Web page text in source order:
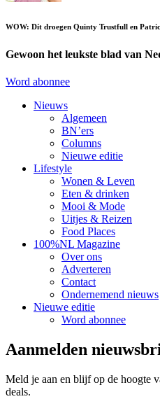
WOW: Dít droegen Quinty Trustfull en
Gewoon het leukste blad van
Word abonnee
Nieuws
Algemeen
BN’ers
Columns
Nieuwe editie
Lifestyle
Wonen & Leven
Eten & drinken
Mooi & Mode
Uitjes & Reizen
Food Places
100%NL Magazine
Over ons
Adverteren
Contact
Ondernemend nieuws
Nieuwe editie
Word abonnee
Aanmelden
Meld je aan en blijf op de hoogte
deals.